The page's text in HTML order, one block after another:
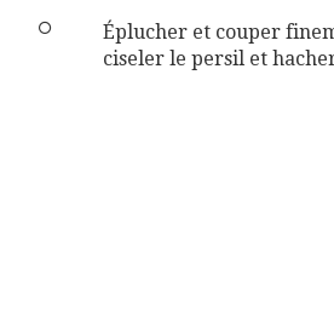
Éplucher et couper
ciseler le persil et